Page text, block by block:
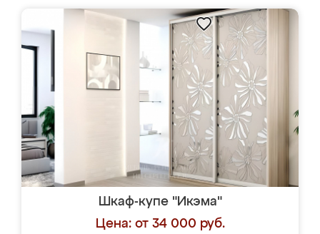
Шкаф-купе "Икэма"
Цена: от 34 000 руб.